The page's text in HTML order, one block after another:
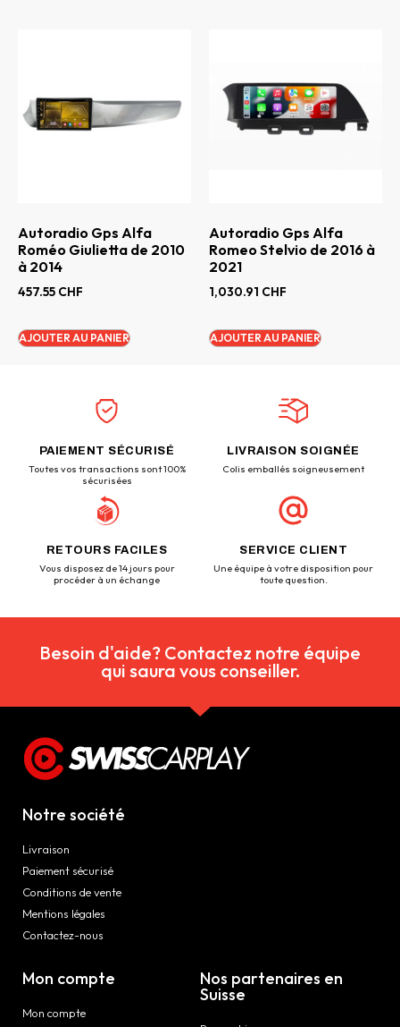
Autoradio Gps Alfa
Roméo Giulietta de 2010
à 2014
457.55 CHF
AJOUTER AU PANIER
Autoradio Gps Alfa
Romeo Stelvio de 2016 à
2021
1,030.91 CHF
AJOUTER AU PANIER
PAIEMENT SÉCURISÉ
Toutes vos transactions sont 100%
sécurisées
LIVRAISON SOIGNÉE
Colis emballés soigneusement
RETOURS FACILES
Vous disposez de 14 jours pour
procéder à un échange
SERVICE CLIENT
Une équipe à votre disposition pour
toute question.
Besoin d'aide? Contactez notre équipe
qui saura vous conseiller.
Notre société
Livraison
Paiement sécurisé
Conditions de vente
Mentions légales
Contactez-nous
Mon compte
Mon compte
Nos partenaires en
Suisse